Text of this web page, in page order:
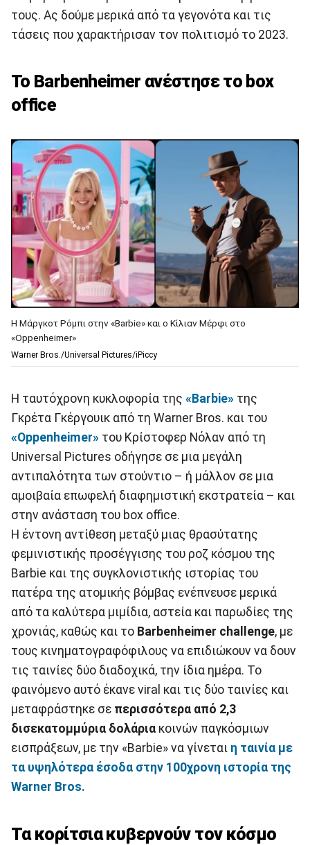
τους. Ας δούμε μερικά από τα γεγονότα και τις
τάσεις που χαρακτήρισαν τον πολιτισμό το 2023.
Το Barbenheimer ανέστησε το box
office
Η Μάργκοτ Ρόμπι στην «Barbie» και ο Κίλιαν Μέρφι στο
«Oppenheimer»
Warner Bros./Universal Pictures/iPiccy
Η ταυτόχρονη κυκλοφορία της «Barbie» της
Γκρέτα Γκέργουικ από τη Warner Bros. και του
«Oppenheimer» του Κρίστοφερ Νόλαν από τη
Universal Pictures οδήγησε σε μια μεγάλη
αντιπαλότητα των στούντιο – ή μάλλον σε μια
αμοιβαία επωφελή διαφημιστική εκστρατεία – και
στην ανάσταση του box office.
Η έντονη αντίθεση μεταξύ μιας θρασύτατης
φεμινιστικής προσέγγισης του ροζ κόσμου της
Barbie και της συγκλονιστικής ιστορίας του
πατέρα της ατομικής βόμβας ενέπνευσε μερικά
από τα καλύτερα μιμίδια, αστεία και παρωδίες της
χρονιάς, καθώς και το Barbenheimer challenge, με
τους κινηματογραφόφιλους να επιδιώκουν να δουν
τις ταινίες δύο διαδοχικά, την ίδια ημέρα. Το
φαινόμενο αυτό έκανε viral και τις δύο ταινίες και
μεταφράστηκε σε περισσότερα από 2,3
δισεκατομμύρια δολάρια κοινών παγκόσμιων
εισπράξεων, με την «Barbie» να γίνεται η ταινία με
τα υψηλότερα έσοδα στην 100χρονη ιστορία της
Warner Bros.
Τα κορίτσια κυβερνούν τον κόσμο